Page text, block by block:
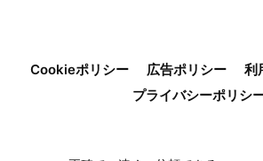
Cookieポリシー 広告ポリシー 利
プライバシーポリシ